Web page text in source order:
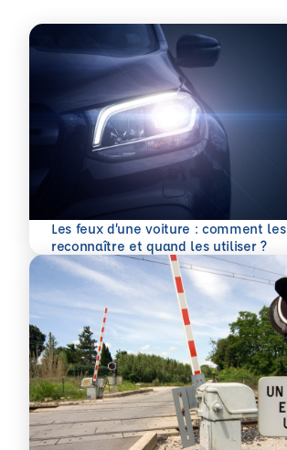
Les feux d’une voiture : comment les
reconnaître et quand les utiliser ?
En savoir plus